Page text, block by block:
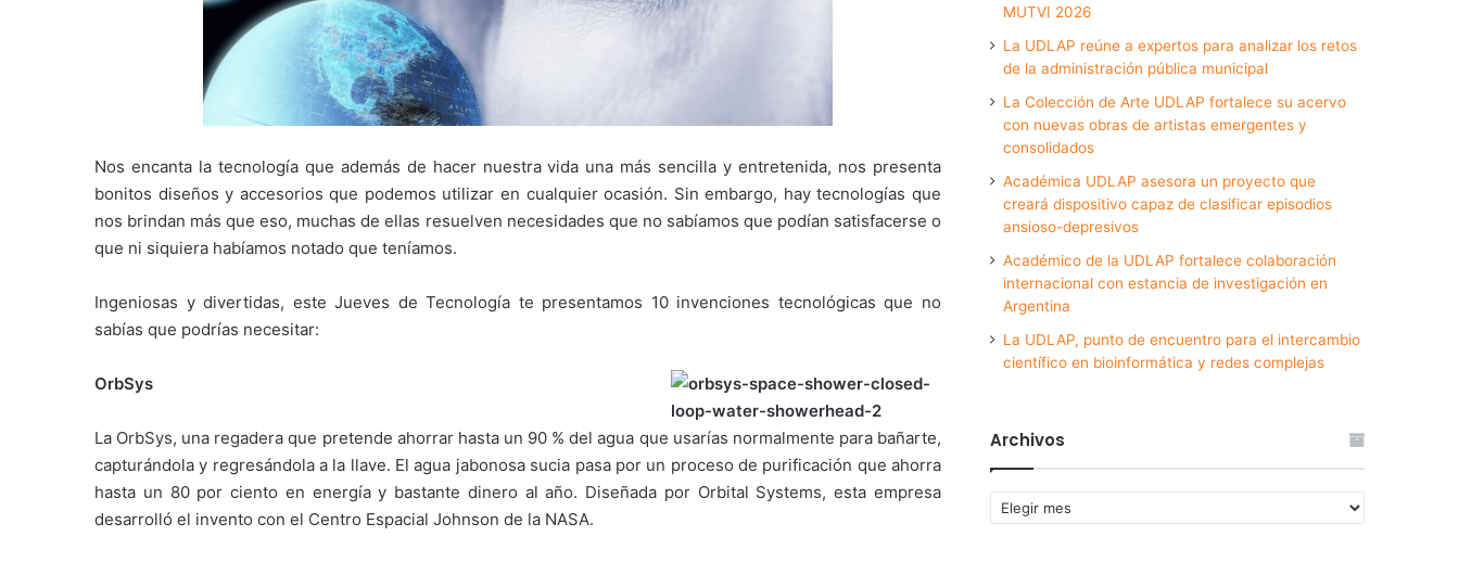
Nos encanta la tecnología que además de hacer nuestra vida una más sencilla y entretenida, nos presenta
bonitos diseños y accesorios que podemos utilizar en cualquier ocasión. Sin embargo, hay tecnologías que
nos brindan más que eso, muchas de ellas resuelven necesidades que no sabíamos que podían satisfacerse o
que ni siquiera habíamos notado que teníamos.
Ingeniosas y divertidas, este Jueves de Tecnología te presentamos 10 invenciones tecnológicas que no
sabías que podrías necesitar:
OrbSys
La OrbSys, una regadera que pretende ahorrar hasta un 90 % del agua que usarías normalmente para bañarte,
capturándola y regresándola a la llave. El agua jabonosa sucia pasa por un proceso de purificación que ahorra
hasta un 80 por ciento en energía y bastante dinero al año. Diseñada por Orbital Systems, esta empresa
desarrolló el invento con el Centro Espacial Johnson de la NASA.
MUTVI 2026
La UDLAP reúne a expertos para analizar los retos
de la administración pública municipal
La Colección de Arte UDLAP fortalece su acervo
con nuevas obras de artistas emergentes y
consolidados
Académica UDLAP asesora un proyecto que
creará dispositivo capaz de clasificar episodios
ansioso-depresivos
Académico de la UDLAP fortalece colaboración
internacional con estancia de investigación en
Argentina
La UDLAP, punto de encuentro para el intercambio
científico en bioinformática y redes complejas
Archivos
Archivos